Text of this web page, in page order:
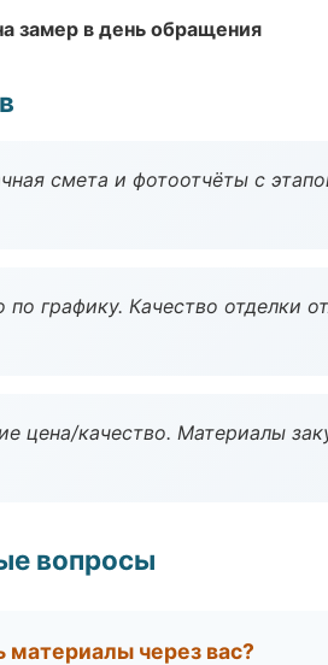
замер в день обращения
смета и фотоотчёты с
по графику. Качество отделки
цена/качество. Материалы
вопросы
материалы через вас?